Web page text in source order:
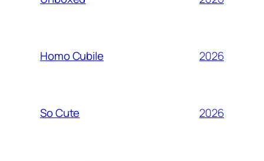
Homo Cubile 2026
So Cute 2026